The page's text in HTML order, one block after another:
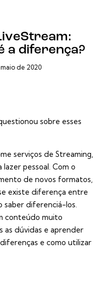
a diferença?
maio de 2020
sobre esses
serviços de Streaming,
pessoal. Com o
de novos formatos,
existe diferença entre
saber diferenciá-los.
conteúdo muito
as dúvidas e aprender
e como utilizar